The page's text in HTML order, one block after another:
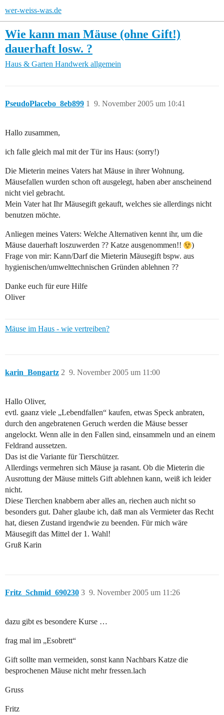
wer-weiss-was.de
Wie kann man Mäuse (ohne Gift!)
dauerhaft losw. ?
Haus & Garten Handwerk allgemein
PseudoPlacebo_8eb899 9. November 2005 um 10:41
1
Hallo zusammen,
ich falle gleich mal mit der Tür ins Haus: (sorry!)
Die Mieterin meines Vaters hat Mäuse in ihrer Wohnung.
Mäusefallen wurden schon oft ausgelegt, haben aber anscheinend
nicht viel gebracht.
Mein Vater hat Ihr Mäusegift gekauft, welches sie allerdings nicht
benutzen möchte.
Anliegen meines Vaters: Welche Alternativen kennt ihr, um die
Mäuse dauerhaft loszuwerden ?? Katze ausgenommen!!
)
Frage von mir: Kann/Darf die Mieterin Mäusegift bspw. aus
hygienischen/umwelttechnischen Gründen ablehnen ??
Danke euch für eure Hilfe
Oliver
Mäuse im Haus - wie vertreiben?
karin_Bongartz 9. November 2005 um 11:00
2
Hallo Oliver,
evtl. gaanz viele „Lebendfallen“ kaufen, etwas Speck anbraten,
durch den angebratenen Geruch werden die Mäuse besser
angelockt. Wenn alle in den Fallen sind, einsammeln und an einem
Feldrand aussetzen.
Das ist die Variante für Tierschützer.
Allerdings vermehren sich Mäuse ja rasant. Ob die Mieterin die
Ausrottung der Mäuse mittels Gift ablehnen kann, weiß ich leider
nicht.
Diese Tierchen knabbern aber alles an, riechen auch nicht so
besonders gut. Daher glaube ich, daß man als Vermieter das Recht
hat, diesen Zustand irgendwie zu beenden. Für mich wäre
Mäusegift das Mittel der 1. Wahl!
Gruß Karin
Fritz_Schmid_690230 9. November 2005 um 11:26
3
dazu gibt es besondere Kurse …
frag mal im „Esobrett“
Gift sollte man vermeiden, sonst kann Nachbars Katze die
besprochenen Mäuse nicht mehr fressen.lach
Gruss
Fritz